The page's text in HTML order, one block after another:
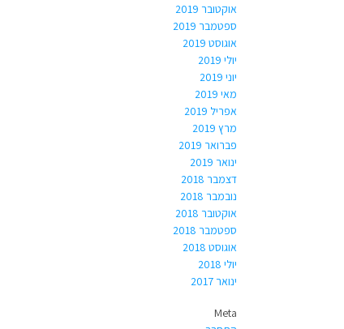
אוקטובר 2019
ספטמבר 2019
אוגוסט 2019
יולי 2019
יוני 2019
מאי 2019
אפריל 2019
מרץ 2019
פברואר 2019
ינואר 2019
דצמבר 2018
נובמבר 2018
אוקטובר 2018
ספטמבר 2018
אוגוסט 2018
יולי 2018
ינואר 2017
Meta